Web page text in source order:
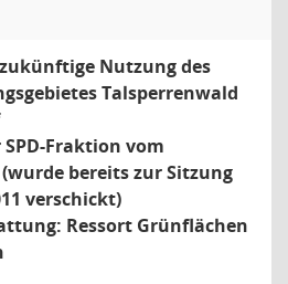
Nutzung des
Talsperrenwald
Fraktion vom
(wurde bereits zur Sitzung
verschickt)
Ressort Grünflächen